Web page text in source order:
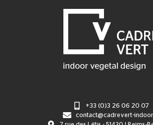
+33 (0)3 26 06 20 07
contact@cadrevert-